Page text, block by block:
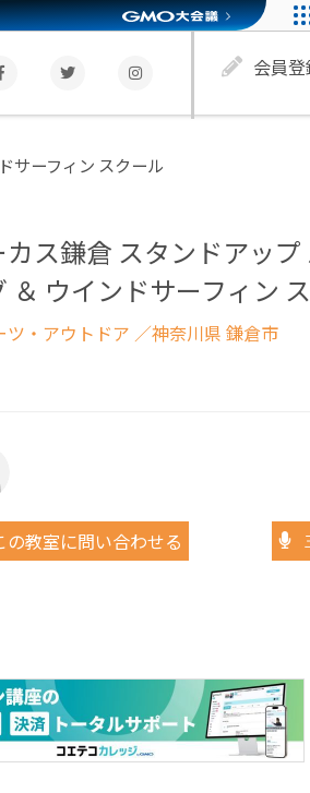
会員登
サーフィン スクール
カス鎌倉 スタンドアップ
＆ ウインドサーフィン
ツ・アウトドア ／神奈川県 鎌倉市
の教室に問い合わせる